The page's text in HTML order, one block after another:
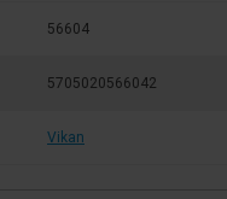
56604
5705020566042
Vikan